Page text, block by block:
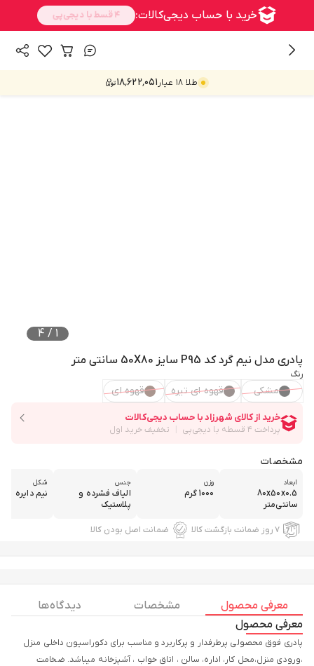
طلا ۱۸ عیار ۱۸٬۶۲۲٬۰۵۱
1
/
4
پادری مدل نیم گرد کد P95 سایز 50X80 سانتی متر
رنگ
مشکی قهوه ای تیره قهوه ای
مشخصات
ابعاد
80x50x0.5
سانتی‌متر
وزن
1000 گرم
جنس
الیاف فشرده و
پلاستیک
شکل
نیم دایره
۷ روز ضمانت بازگشت کالا ضمانت اصل بودن کالا
معرفی محصول مشخصات
دیدگاه ها
معرفی محصول
پادری فوق محصولی پرطرفدار و پرکاربرد و مناسب برای دکوراسیون داخلی منزل
،ورودی منزل،محل کار، اداره، سالن ، اتاق خواب ، آشپزخانه میباشد. ضخامت